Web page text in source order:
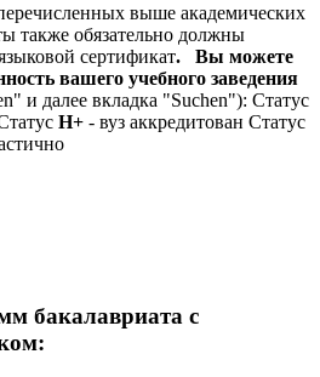
выше академических
также обязательно должны
сертификат.
Вы можете
вашего учебного заведения
и далее вкладка "Suchen"): Статус
Н+ - вуз аккредитован Статус
бакалавриата с